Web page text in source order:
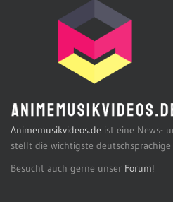
Animemusikvideos.de ist eine News-
stellt die wichtigste
Besucht auch gerne unser Forum!